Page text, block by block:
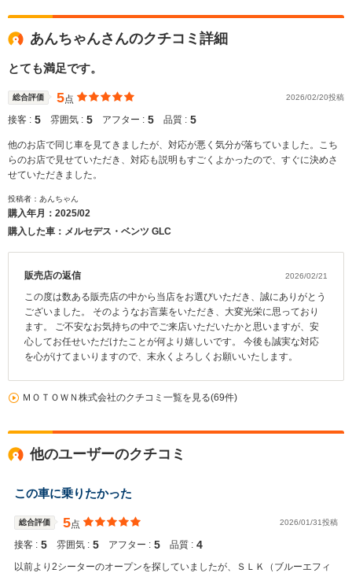
あんちゃんさんのクチコミ詳細
とても満足です。
総合評価 5点 2026/02/20投稿
接客 : 5 雰囲気 : 5 アフター : 5 品質 : 5
他のお店で同じ車を見てきましたが、対応が悪く気分が落ちていました。こち
らのお店で見せていただき、対応も説明もすごくよかったので、すぐに決めさ
せていただきました。
投稿者：あんちゃん
購入年月： 2025/02
購入した車：メルセデス・ベンツ GLC
販売店の返信 2026/02/21
この度は数ある販売店の中から当店をお選びいただき、誠にありがとう
ございました。 そのようなお言葉をいただき、大変光栄に思っており
ます。 ご不安なお気持ちの中でご来店いただいたかと思いますが、安
心してお任せいただけたことが何より嬉しいです。 今後も誠実な対応
を心がけてまいりますので、末永くよろしくお願いいたします。
ＭＯＴＯＷＮ株式会社のクチコミ一覧を見る(69件)
他のユーザーのクチコミ
この車に乗りたかった
総合評価 5点 2026/01/31投稿
接客 : 5 雰囲気 : 5 アフター : 5 品質 : 4
以前より2シーターのオープンを探していましたが、ＳＬＫ（ブルーエフィ